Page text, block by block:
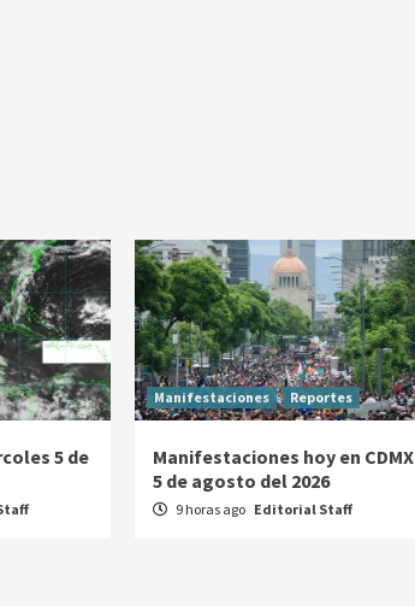
5 de
Manifestaciones Reportes
Manifestaciones hoy en CDMX
5 de agosto del 2026
9 horas ago Editorial Staff